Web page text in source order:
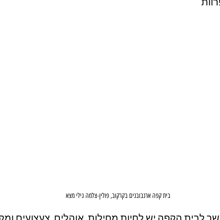
בית קפה ארנבובנים בקרקוב, פולין-צלמה גילי מצא